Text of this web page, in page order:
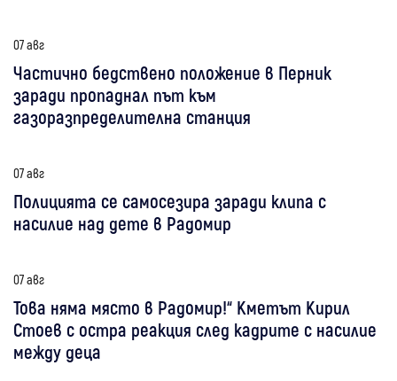
07 авг
Частично бедствено положение в Перник
заради пропаднал път към
газоразпределителна станция
07 авг
Полицията се самосезира заради клипа с
насилие над дете в Радомир
07 авг
Това няма място в Радомир!“ Кметът Кирил
Стоев с остра реакция след кадрите с насилие
между деца